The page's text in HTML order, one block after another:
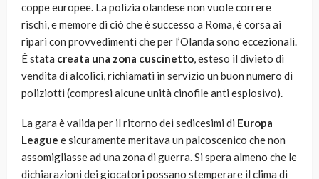
coppe europee. La polizia olandese non vuole correre
rischi, e memore di ciò che è successo a Roma, è corsa ai
ripari con provvedimenti che per l’Olanda sono eccezionali.
È stata creata una zona cuscinetto, esteso il divieto di
vendita di alcolici, richiamati in servizio un buon numero di
poliziotti (compresi alcune unità cinofile anti esplosivo).
La gara è valida per il ritorno dei sedicesimi di Europa
League e sicuramente meritava un palcoscenico che non
assomigliasse ad una zona di guerra. Si spera almeno che le
dichiarazioni dei giocatori possano stemperare il clima di